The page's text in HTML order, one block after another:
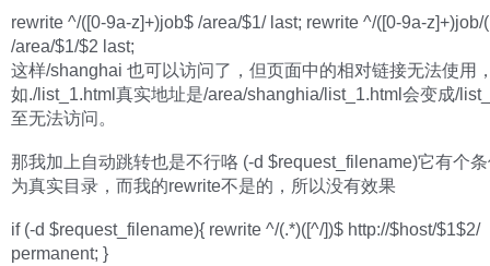
rewrite ^/([0-9a-z]+)job$ /area/$1/ last; rewrite ^/([0-9a-z]+)job/
/area/$1/$2 last;
这样/shanghai 也可以访问了，但页面中的相对链接无法使用
如./list_1.html真实地址是/area/shanghia/list_1.html会变成/
至无法访问。
那我加上自动跳转也是不行咯 (-d $request_filename)它有个
为真实目录，而我的rewrite不是的，所以没有效果
if (-d $request_filename){ rewrite ^/(.*)([^/])$ http://$host/$1$2/
permanent; }